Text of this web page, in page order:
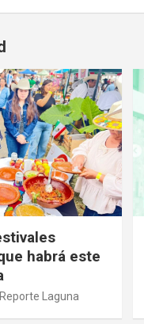
habrá este
Reporte Laguna